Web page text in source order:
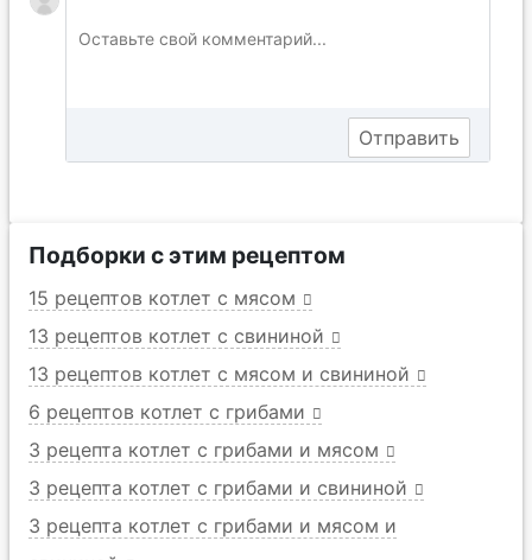
Подборки с этим рецептом
15 рецептов котлет с мясом
13 рецептов котлет с свининой
13 рецептов котлет с мясом и свининой
6 рецептов котлет с грибами
3 рецепта котлет с грибами и мясом
3 рецепта котлет с грибами и свининой
3 рецепта котлет с грибами и мясом и